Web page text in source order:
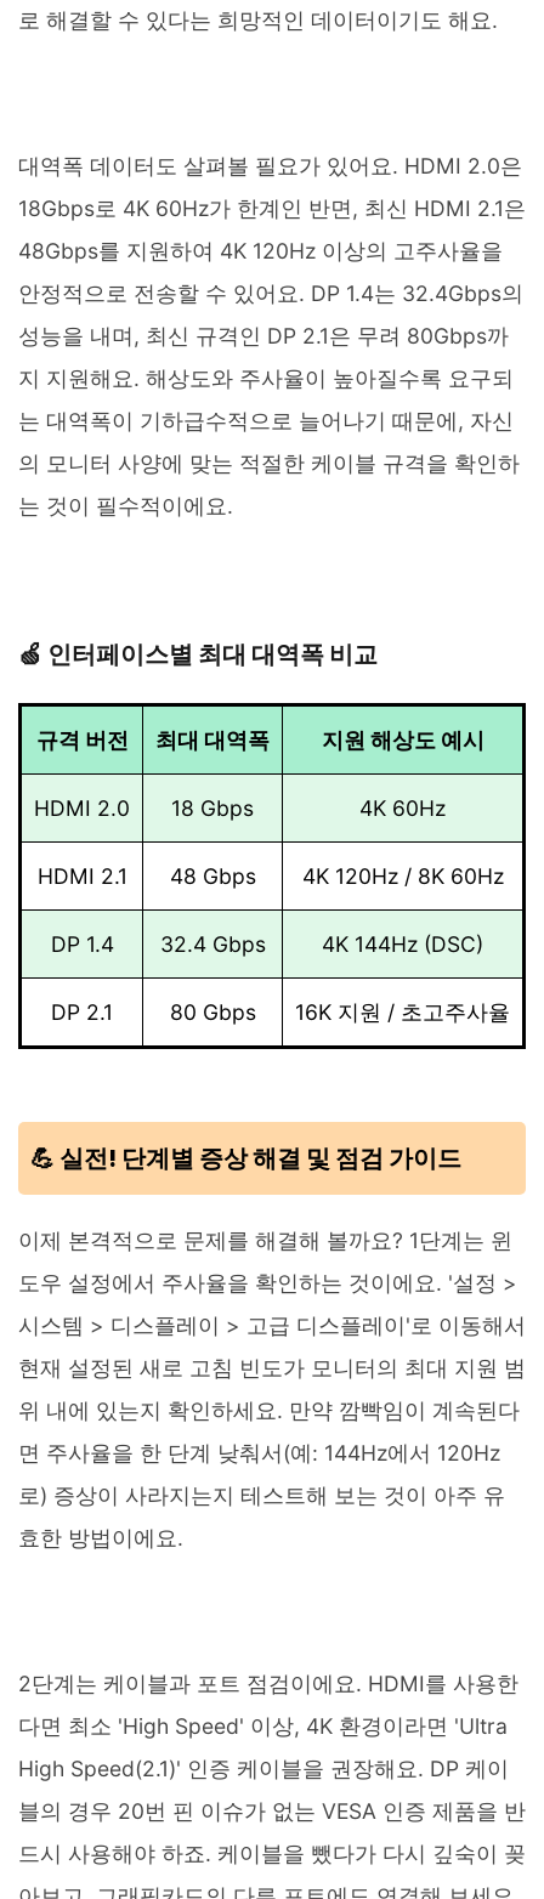
로 해결할 수 있다는 희망적인 데이터이기도 해요.
대역폭 데이터도 살펴볼 필요가 있어요. HDMI 2.0은
18Gbps로 4K 60Hz가 한계인 반면, 최신 HDMI 2.1은
48Gbps를 지원하여 4K 120Hz 이상의 고주사율을
안정적으로 전송할 수 있어요. DP 1.4는 32.4Gbps의
성능을 내며, 최신 규격인 DP 2.1은 무려 80Gbps까
지 지원해요. 해상도와 주사율이 높아질수록 요구되
는 대역폭이 기하급수적으로 늘어나기 때문에, 자신
의 모니터 사양에 맞는 적절한 케이블 규격을 확인하
는 것이 필수적이에요.
🍏 인터페이스별 최대 대역폭 비교
규격 버전 최대 대역폭 지원 해상도 예시
HDMI 2.0 18 Gbps 4K 60Hz
HDMI 2.1 48 Gbps 4K 120Hz / 8K 60Hz
DP 1.4 32.4 Gbps 4K 144Hz (DSC)
DP 2.1 80 Gbps 16K 지원 / 초고주사율
💪 실전! 단계별 증상 해결 및 점검 가이드
이제 본격적으로 문제를 해결해 볼까요? 1단계는 윈
도우 설정에서 주사율을 확인하는 것이에요. '설정 >
시스템 > 디스플레이 > 고급 디스플레이'로 이동해서
현재 설정된 새로 고침 빈도가 모니터의 최대 지원 범
위 내에 있는지 확인하세요. 만약 깜빡임이 계속된다
면 주사율을 한 단계 낮춰서(예: 144Hz에서 120Hz
로) 증상이 사라지는지 테스트해 보는 것이 아주 유
효한 방법이에요.
2단계는 케이블과 포트 점검이에요. HDMI를 사용한
다면 최소 'High Speed' 이상, 4K 환경이라면 'Ultra
High Speed(2.1)' 인증 케이블을 권장해요. DP 케이
블의 경우 20번 핀 이슈가 없는 VESA 인증 제품을 반
드시 사용해야 하죠. 케이블을 뺐다가 다시 깊숙이 꽂